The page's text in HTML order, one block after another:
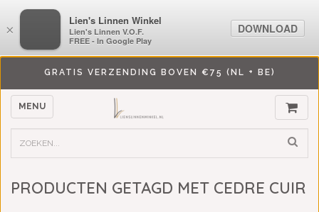
GRATIS VERZENDING BOVEN €75 (NL + BE)
MENU
PRODUCTEN GETAGD MET CEDRE CUIR
×
LiensLinnenwinkel.nl
Lien's Linnen V.O.F.
FREE - In Google Play
DOWNLOAD
×
Lien's Linnen Winkel
Lien's Linnen V.O.F.
FREE - In Google Play
DOWNLOAD